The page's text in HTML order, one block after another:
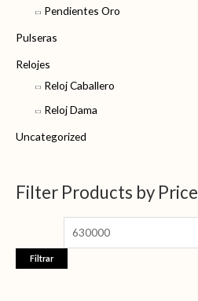
Pendientes Oro
Pulseras
Relojes
Reloj Caballero
Reloj Dama
Uncategorized
Filter Products by Price
Filtrar